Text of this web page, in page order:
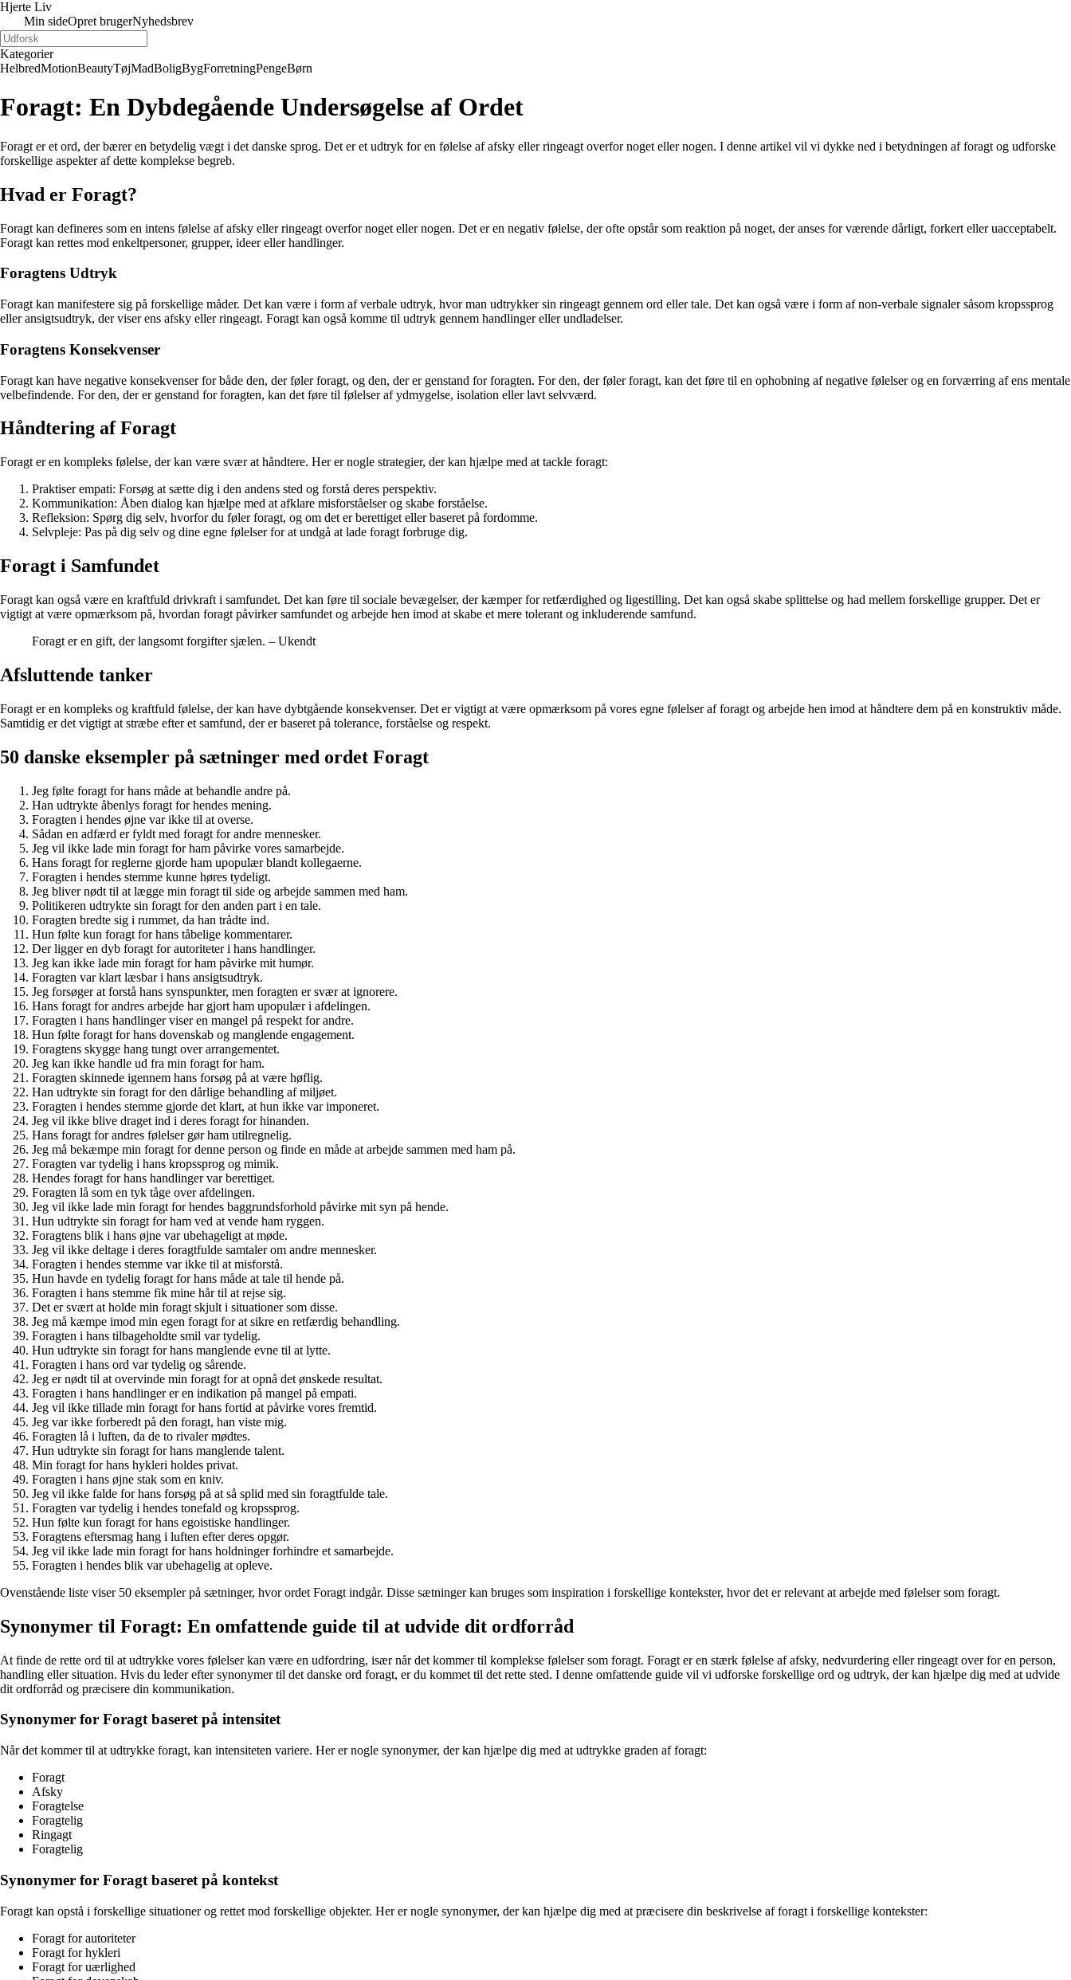
Hjerte Liv
Min sideOpret brugerNyhedsbrev
Kategorier
HelbredMotionBeautyTøjMadBoligBygForretningPengeBørn
Foragt: En Dybdegående Undersøgelse af Ordet
Foragt er et ord, der bærer en betydelig vægt i det danske sprog. Det er et udtryk for en følelse af afsky eller ringeagt overfor noget eller nogen. I denne artikel vil vi dykke ned i betydningen af foragt og udforske
forskellige aspekter af dette komplekse begreb.
Hvad er Foragt?
Foragt kan defineres som en intens følelse af afsky eller ringeagt overfor noget eller nogen. Det er en negativ følelse, der ofte opstår som reaktion på noget, der anses for værende dårligt, forkert eller uacceptabelt.
Foragt kan rettes mod enkeltpersoner, grupper, ideer eller handlinger.
Foragtens Udtryk
Foragt kan manifestere sig på forskellige måder. Det kan være i form af verbale udtryk, hvor man udtrykker sin ringeagt gennem ord eller tale. Det kan også være i form af non-verbale signaler såsom kropssprog
eller ansigtsudtryk, der viser ens afsky eller ringeagt. Foragt kan også komme til udtryk gennem handlinger eller undladelser.
Foragtens Konsekvenser
Foragt kan have negative konsekvenser for både den, der føler foragt, og den, der er genstand for foragten. For den, der føler foragt, kan det føre til en ophobning af negative følelser og en forværring af ens mentale
velbefindende. For den, der er genstand for foragten, kan det føre til følelser af ydmygelse, isolation eller lavt selvværd.
Håndtering af Foragt
Foragt er en kompleks følelse, der kan være svær at håndtere. Her er nogle strategier, der kan hjælpe med at tackle foragt:
Praktiser empati: Forsøg at sætte dig i den andens sted og forstå deres perspektiv.
Kommunikation: Åben dialog kan hjælpe med at afklare misforståelser og skabe forståelse.
Refleksion: Spørg dig selv, hvorfor du føler foragt, og om det er berettiget eller baseret på fordomme.
Selvpleje: Pas på dig selv og dine egne følelser for at undgå at lade foragt forbruge dig.
Foragt i Samfundet
Foragt kan også være en kraftfuld drivkraft i samfundet. Det kan føre til sociale bevægelser, der kæmper for retfærdighed og ligestilling. Det kan også skabe splittelse og had mellem forskellige grupper. Det er
vigtigt at være opmærksom på, hvordan foragt påvirker samfundet og arbejde hen imod at skabe et mere tolerant og inkluderende samfund.
Foragt er en gift, der langsomt forgifter sjælen. – Ukendt
Afsluttende tanker
Foragt er en kompleks og kraftfuld følelse, der kan have dybtgående konsekvenser. Det er vigtigt at være opmærksom på vores egne følelser af foragt og arbejde hen imod at håndtere dem på en konstruktiv måde.
Samtidig er det vigtigt at stræbe efter et samfund, der er baseret på tolerance, forståelse og respekt.
50 danske eksempler på sætninger med ordet Foragt
Jeg følte foragt for hans måde at behandle andre på.
Han udtrykte åbenlys foragt for hendes mening.
Foragten i hendes øjne var ikke til at overse.
Sådan en adfærd er fyldt med foragt for andre mennesker.
Jeg vil ikke lade min foragt for ham påvirke vores samarbejde.
Hans foragt for reglerne gjorde ham upopulær blandt kollegaerne.
Foragten i hendes stemme kunne høres tydeligt.
Jeg bliver nødt til at lægge min foragt til side og arbejde sammen med ham.
Politikeren udtrykte sin foragt for den anden part i en tale.
Foragten bredte sig i rummet, da han trådte ind.
Hun følte kun foragt for hans tåbelige kommentarer.
Der ligger en dyb foragt for autoriteter i hans handlinger.
Jeg kan ikke lade min foragt for ham påvirke mit humør.
Foragten var klart læsbar i hans ansigtsudtryk.
Jeg forsøger at forstå hans synspunkter, men foragten er svær at ignorere.
Hans foragt for andres arbejde har gjort ham upopulær i afdelingen.
Foragten i hans handlinger viser en mangel på respekt for andre.
Hun følte foragt for hans dovenskab og manglende engagement.
Foragtens skygge hang tungt over arrangementet.
Jeg kan ikke handle ud fra min foragt for ham.
Foragten skinnede igennem hans forsøg på at være høflig.
Han udtrykte sin foragt for den dårlige behandling af miljøet.
Foragten i hendes stemme gjorde det klart, at hun ikke var imponeret.
Jeg vil ikke blive draget ind i deres foragt for hinanden.
Hans foragt for andres følelser gør ham utilregnelig.
Jeg må bekæmpe min foragt for denne person og finde en måde at arbejde sammen med ham på.
Foragten var tydelig i hans kropssprog og mimik.
Hendes foragt for hans handlinger var berettiget.
Foragten lå som en tyk tåge over afdelingen.
Jeg vil ikke lade min foragt for hendes baggrundsforhold påvirke mit syn på hende.
Hun udtrykte sin foragt for ham ved at vende ham ryggen.
Foragtens blik i hans øjne var ubehageligt at møde.
Jeg vil ikke deltage i deres foragtfulde samtaler om andre mennesker.
Foragten i hendes stemme var ikke til at misforstå.
Hun havde en tydelig foragt for hans måde at tale til hende på.
Foragten i hans stemme fik mine hår til at rejse sig.
Det er svært at holde min foragt skjult i situationer som disse.
Jeg må kæmpe imod min egen foragt for at sikre en retfærdig behandling.
Foragten i hans tilbageholdte smil var tydelig.
Hun udtrykte sin foragt for hans manglende evne til at lytte.
Foragten i hans ord var tydelig og sårende.
Jeg er nødt til at overvinde min foragt for at opnå det ønskede resultat.
Foragten i hans handlinger er en indikation på mangel på empati.
Jeg vil ikke tillade min foragt for hans fortid at påvirke vores fremtid.
Jeg var ikke forberedt på den foragt, han viste mig.
Foragten lå i luften, da de to rivaler mødtes.
Hun udtrykte sin foragt for hans manglende talent.
Min foragt for hans hykleri holdes privat.
Foragten i hans øjne stak som en kniv.
Jeg vil ikke falde for hans forsøg på at så splid med sin foragtfulde tale.
Foragten var tydelig i hendes tonefald og kropssprog.
Hun følte kun foragt for hans egoistiske handlinger.
Foragtens eftersmag hang i luften efter deres opgør.
Jeg vil ikke lade min foragt for hans holdninger forhindre et samarbejde.
Foragten i hendes blik var ubehagelig at opleve.
Ovenstående liste viser 50 eksempler på sætninger, hvor ordet Foragt indgår. Disse sætninger kan bruges som inspiration i forskellige kontekster, hvor det er relevant at arbejde med følelser som foragt.
Synonymer til Foragt: En omfattende guide til at udvide dit ordforråd
At finde de rette ord til at udtrykke vores følelser kan være en udfordring, især når det kommer til komplekse følelser som foragt. Foragt er en stærk følelse af afsky, nedvurdering eller ringeagt over for en person,
handling eller situation. Hvis du leder efter synonymer til det danske ord foragt, er du kommet til det rette sted. I denne omfattende guide vil vi udforske forskellige ord og udtryk, der kan hjælpe dig med at udvide
dit ordforråd og præcisere din kommunikation.
Synonymer for Foragt baseret på intensitet
Når det kommer til at udtrykke foragt, kan intensiteten variere. Her er nogle synonymer, der kan hjælpe dig med at udtrykke graden af foragt:
Foragt
Afsky
Foragtelse
Foragtelig
Ringagt
Foragtelig
Synonymer for Foragt baseret på kontekst
Foragt kan opstå i forskellige situationer og rettet mod forskellige objekter. Her er nogle synonymer, der kan hjælpe dig med at præcisere din beskrivelse af foragt i forskellige kontekster:
Foragt for autoriteter
Foragt for hykleri
Foragt for uærlighed